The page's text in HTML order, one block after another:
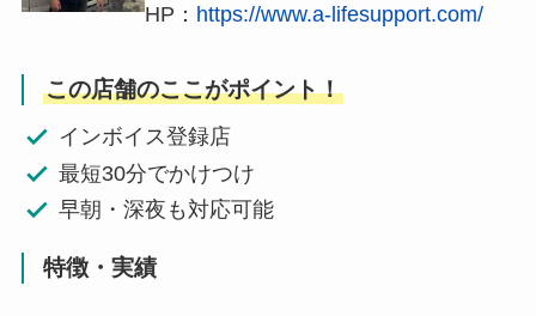
HP： https://www.a-lifesupport.com/
この店舗のここがポイント！
インボイス登録店
最短30分でかけつけ
早朝・深夜も対応可能
特徴・実績